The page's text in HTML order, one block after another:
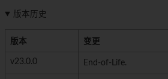
版本历史
版本 变更
v23.0.0 End-of-Life.